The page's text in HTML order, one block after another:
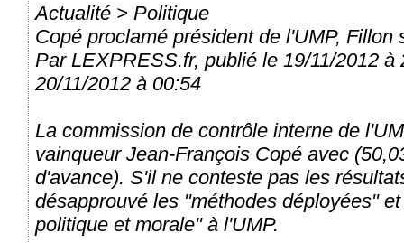
Actualité > Politique
Copé proclamé président de l'UMP, Fillon
Par LEXPRESS.fr, publié le 19/11/2012 à
20/11/2012 à 00:54
La commission de contrôle interne de
vainqueur Jean-François Copé avec
d'avance). S'il ne conteste pas les
désapprouvé les "méthodes déployées"
politique et morale" à l'UMP.